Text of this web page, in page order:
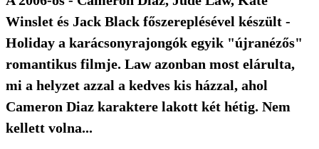
Winslet és Jack Black főszereplésével készült -
Holiday a karácsonyrajongók egyik "újranézős"
romantikus filmje. Law azonban most elárulta,
mi a helyzet azzal a kedves kis házzal, ahol
Cameron Diaz karaktere lakott két hétig. Nem
kellett volna...